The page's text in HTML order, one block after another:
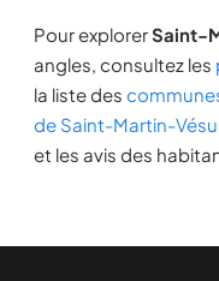
Pour explorerSaint-
angles, consultez les
la liste des
de Saint-Martin-
et les avis des